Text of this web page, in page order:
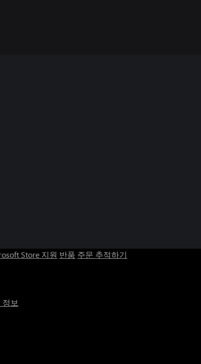
Store 지원 반품 주문 추적하기
정보